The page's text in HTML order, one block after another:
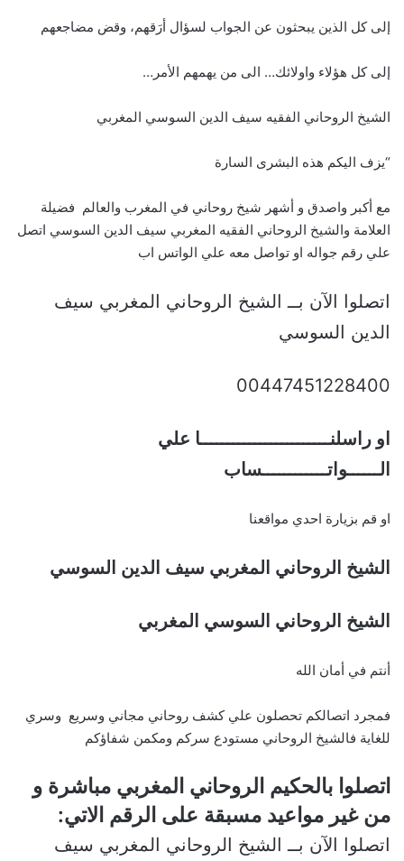
إلى كل الذين يبحثون عن الجواب لسؤال أرَقهم، وقض مضاجعهم
إلى كل هؤلاء واولائك… الى من يهمهم الأمر…
الشيخ الروحاني الفقيه سيف الدين السوسي المغربي
“يزف اليكم هذه البشرى السارة
مع أكبر واصدق و أشهر شيخ روحاني في المغرب والعالم فضيلة
العلامة والشيخ الروحاني الفقيه المغربي سيف الدين السوسي اتصل
علي رقم جواله او تواصل معه علي الواتس اب
اتصلوا الآن بــ الشيخ الروحاني المغربي سيف
الدين السوسي
00447451228400
او راسلنــــــــــــــــــــــــا علي
الــــــواتــــــــــــساب
او قم بزيارة احدي مواقعنا
الشيخ الروحاني المغربي سيف الدين السوسي
الشيخ الروحاني السوسي المغربي
أنتم في أمان الله
فمجرد اتصالكم تحصلون علي كشف روحاني مجاني وسريع وسري
للغاية فالشيخ الروحاني مستودع سركم ومكمن شفاؤكم
اتصلوا بالحكيم الروحاني المغربي مباشرة و
من غير مواعيد مسبقة على الرقم الاتي:
اتصلوا الآن بــ الشيخ الروحاني المغربي سيف